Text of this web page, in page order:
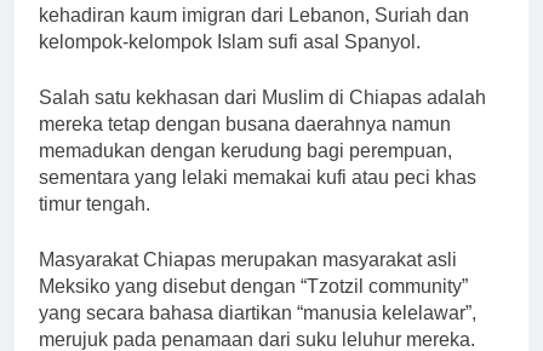
kehadiran kaum imigran dari Lebanon, Suriah dan
kelompok-kelompok Islam sufi asal Spanyol.
Salah satu kekhasan dari Muslim di Chiapas adalah
mereka tetap dengan busana daerahnya namun
memadukan dengan kerudung bagi perempuan,
sementara yang lelaki memakai kufi atau peci khas
timur tengah.
Masyarakat Chiapas merupakan masyarakat asli
Meksiko yang disebut dengan “Tzotzil community”
yang secara bahasa diartikan “manusia kelelawar”,
merujuk pada penamaan dari suku leluhur mereka.